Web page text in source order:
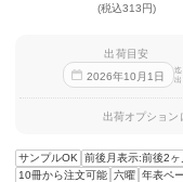
(税込313円)
出荷目安
2026年10 月 1 日
迄
出荷オプション
サンプルOK
前後月表示:前後2ヶ
10冊から注文可能 六曜 年表ペ